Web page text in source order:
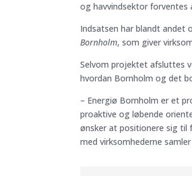
og havvindsektor forventes
Indsatsen har blandt
Bornholm, som giver
Selvom projektet afsluttes
hvordan Bornholm og det
– Energiø Bornholm er et
proaktive og løbende
ønsker at positionere sig til
med virksomhederne